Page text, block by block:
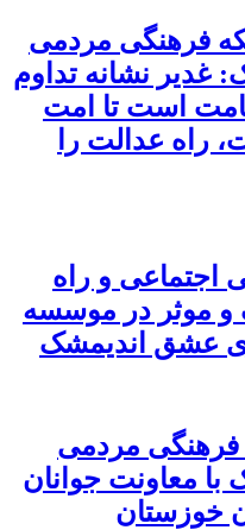
فرهنگی مردمی
نشانه تداوم
است تا امت
راه عدالت را
اجتماعی و راه
و موثر در موسسه
عشق اندیمشک
فرهنگی مردمی
معاونت جوانان
خوزستان